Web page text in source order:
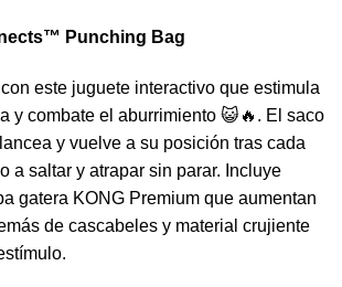
Punching Bag
este juguete interactivo que estimula
y combate el aburrimiento 😺🔥. El saco
y vuelve a su posición tras cada
a saltar y atrapar sin parar. Incluye
gatera KONG Premium que aumentan
de cascabeles y material crujiente